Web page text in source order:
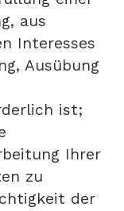
aus
Interesses
Ausübung
ist;
Ihrer
zu
der